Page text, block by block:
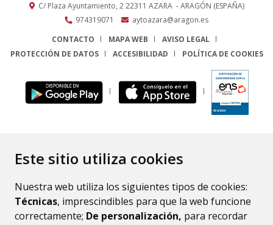
Este sitio utiliza cookies
Nuestra web utiliza los siguientes tipos de cookies:
Técnicas, imprescindibles para que la web funcione
correctamente; De personalización, para recordar
C/ Plaza Ayuntamiento, 222311 AZARA - ARAGÓN (ESPAÑA)
974319071
aytoazara@aragon.es
CONTACTO
MAPA WEB
AVISO LEGAL
PROTECCIÓN DE DATOS
ACCESIBILIDAD POLÍTICA DE COOKIES